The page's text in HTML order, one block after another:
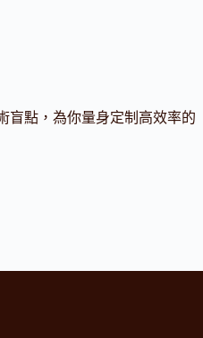
盲點，為你量身定制高效率的